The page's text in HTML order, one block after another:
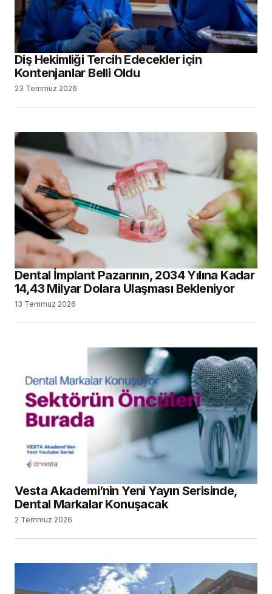
Diş Hekimliği Tercih Edecekler için
Kontenjanlar Belli Oldu
23 Temmuz 2026
Dental İmplant Pazarının, 2034 Yılına Kadar
14,43 Milyar Dolara Ulaşması Bekleniyor
13 Temmuz 2026
Vesta Akademi’nin Yeni Yayın Serisinde,
Dental Markalar Konuşacak
2 Temmuz 2026